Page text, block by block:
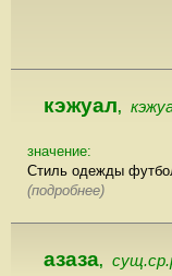
кэжуал,
значение:
Стиль одежды
(подробнее)
азаза,